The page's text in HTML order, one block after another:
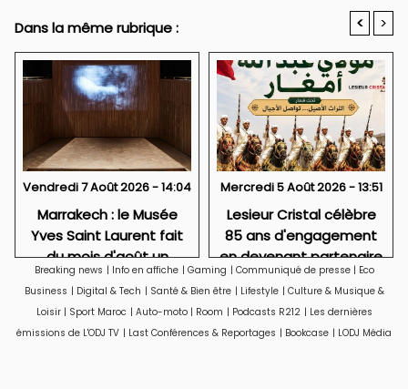
Dans la même rubrique : < >
Vendredi 7 Août 2026 - 14:04
Marrakech : le Musée
Yves Saint Laurent fait
du mois d'août un
rendez-vous
incontournable pour les
cinéphiles et les familles
Mercredi 5 Août 2026 - 13:51
Lesieur Cristal célèbre
85 ans d'engagement
en devenant partenaire
du Moussem Moulay
Abdellah Amghar 2026
Breaking news | Info en affiche | Gaming | Communiqué de presse | Eco
Business | Digital & Tech | Santé & Bien être | Lifestyle | Culture & Musique &
Loisir | Sport Maroc | Auto-moto | Room | Podcasts R212 | Les dernières
émissions de L'ODJ TV | Last Conférences & Reportages | Bookcase | LODJ Média